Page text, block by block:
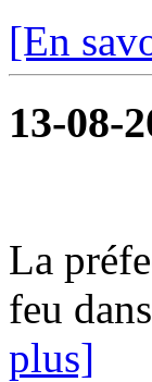
[En
13-08-
La
feu
plus]